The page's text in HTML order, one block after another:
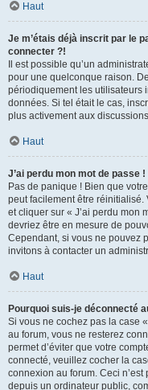
Haut
Je m’étais déjà inscrit par le
connecter ?!
Il est possible qu’un
pour une quelconque raison.
périodiquement les utilisateurs
données. Si tel était le cas,
plus activement aux
Haut
J’ai perdu mon mot de passe !
Pas de panique ! Bien que
peut facilement être
et cliquer sur « J’ai perdu mon
devriez être en mesure de
Cependant, si vous ne pouvez
invitons à contacter un
Haut
Pourquoi suis-je déconnecté
Si vous ne cochez pas la case
au forum, vous ne resterez
permet d’éviter que votre
connecté, veuillez cocher la
connexion au forum. Ceci
depuis un ordinateur public,